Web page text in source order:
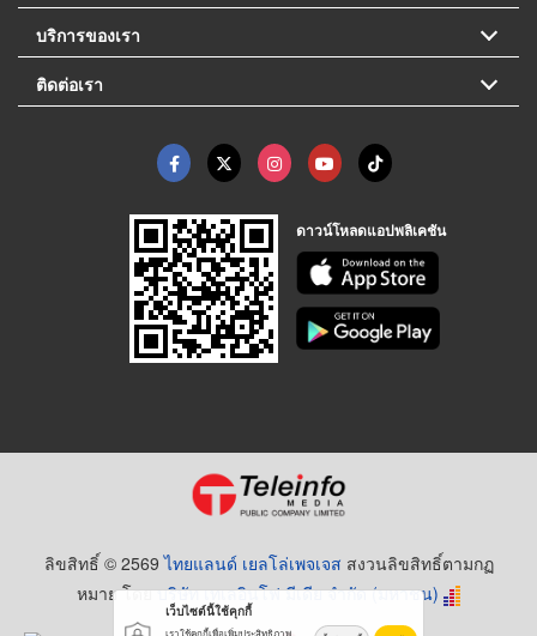
บริการของเรา
ติดต่อเรา
ดาวน์โหลดแอปพลิเคชัน
ลิขสิทธิ์ © 2569ไทยแลนด์ เยลโล่เพจเจส สงวนลิขสิทธิ์ตามกฏ
หมาย โดยบริษัท เทเลอินโฟ มีเดีย จำกัด (มหาชน)
เว็บไซต์นี้ใช้คุกกี้
เราใช้คุกกี้เพื่อเพิ่มประสิทธิภาพ